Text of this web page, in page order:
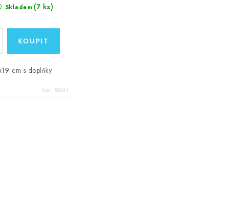
Skladem (7 ks)
cm s doplňky.
Kód: 80033